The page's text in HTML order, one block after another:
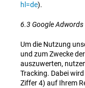
hl=de).
6.3 Google
Um die Nutzung
und zum Zwecke
auszuwerten,
Tracking. Dabei
Ziffer 4) auf Ihrem